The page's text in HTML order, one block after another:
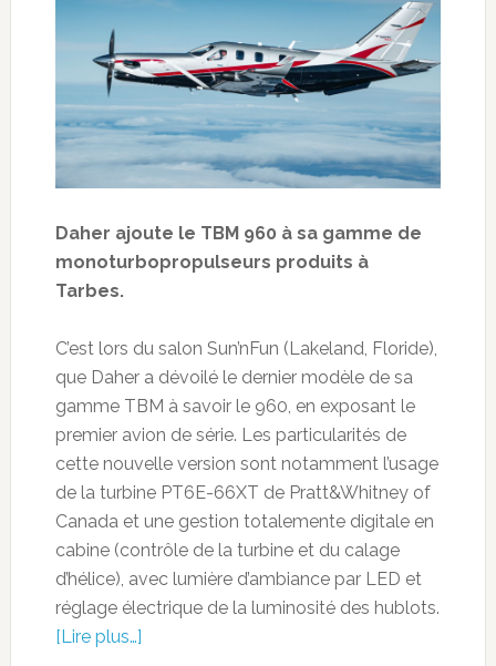
Daher ajoute le TBM 960 à sa gamme de
monoturbopropulseurs produits à
Tarbes.
C’est lors du salon Sun’nFun (Lakeland, Floride),
que Daher a dévoilé le dernier modèle de sa
gamme TBM à savoir le 960, en exposant le
premier avion de série. Les particularités de
cette nouvelle version sont notamment l’usage
de la turbine PT6E-66XT de Pratt&Whitney of
Canada et une gestion totalemente digitale en
cabine (contrôle de la turbine et du calage
d’hélice), avec lumière d’ambiance par LED et
réglage électrique de la luminosité des hublots.
[Lire plus…]